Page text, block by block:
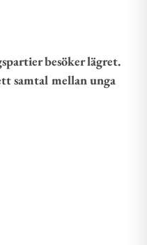
besöker lägret.
samtal mellan unga